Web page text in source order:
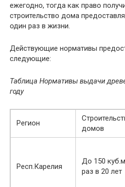
ежегодно, тогда как право
строительство дома
один раз в жизни.
Действующие нормативы
следующие:
Таблица Нормативы выдачи
году
Регион
домов
Респ.Карелия
До 150 куб.м
раз в 20 лет